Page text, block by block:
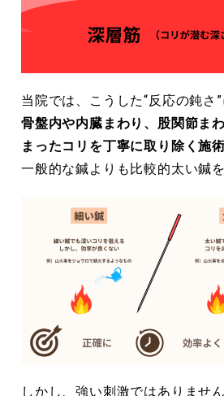
当院では、こうした“反応の鈍さ”
骨盤内や内臓まわり、股関節ま
まったコリを丁寧に取り除く施
一般的な鍼よりも比較的太い鍼
しかし、強い刺激ではありません